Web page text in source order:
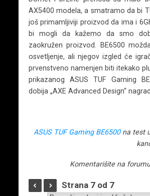
AX5400 modela, a smatramo da bi
još primamljiviji proizvod da ima i
bi mogli da kažemo da smo
zaokružen proizvod. BE6500
osvetljenje, ali njegov izgled će
prvenstveno namenjen biti itekako
prikazanog ASUS TUF Gaming
dobija „AXE Advanced Design“
ASUS TUF Gaming BE6500na test
Komentarišite na
Strana 7 od 7